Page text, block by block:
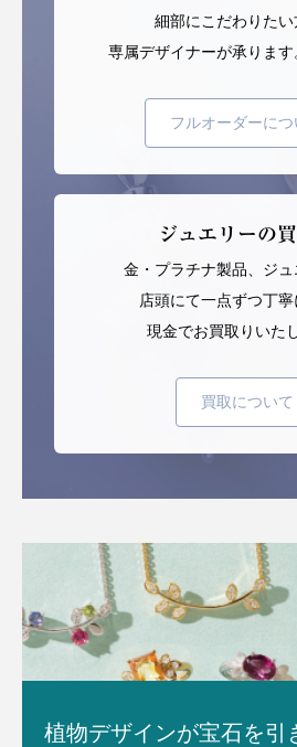
細部にこだわりたい
専属デザイナーが承ります
フルオーダーにつ
ジュエリーの
金・プラチナ製品、ジュ
店頭にて一点ずつ丁寧
現金でお買取りいた
買取について
植物デザインが宝石を引